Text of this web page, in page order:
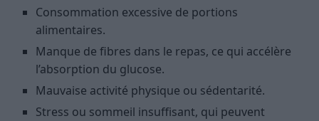
Consommation excessive de portions
alimentaires.
Manque de fibres dans le repas, ce qui accélère
l’absorption du glucose.
Mauvaise activité physique ou sédentarité.
Stress ou sommeil insuffisant, qui peuvent